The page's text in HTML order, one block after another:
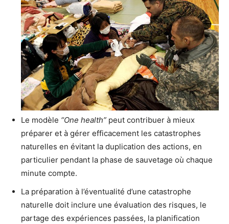
Le modèle “One health” peut contribuer à mieux
préparer et à gérer efficacement les catastrophes
naturelles en évitant la duplication des actions, en
particulier pendant la phase de sauvetage où chaque
minute compte.
La préparation à l’éventualité d’une catastrophe
naturelle doit inclure une évaluation des risques, le
partage des expériences passées, la planification